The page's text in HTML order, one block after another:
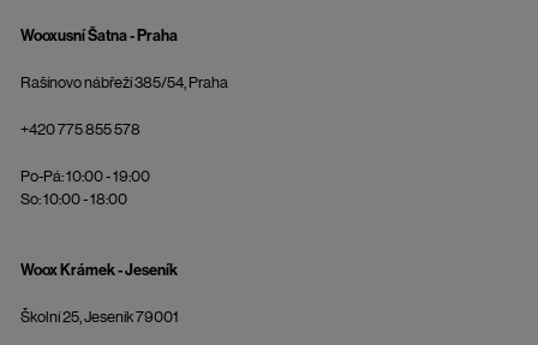
Wooxusní Šatna - Praha
Rašínovo nábřeží 385/54, Praha
+420 775 855 578
Po-Pá: 10:00 - 19:00
So: 10:00 - 18:00
Woox Krámek - Jeseník
Školní 25, Jeseník 79001